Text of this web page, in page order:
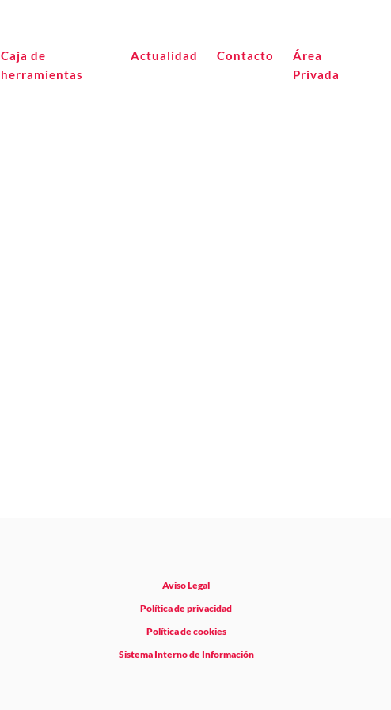
Caja de
herramientas
Actualidad Contacto
Área
Privada
Aviso Legal
Política de privacidad
Política de cookies
Sistema Interno de Información